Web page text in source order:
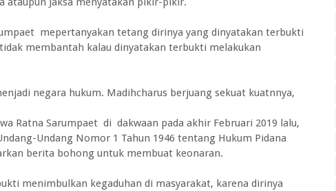
mepertanyakan tetang dirinya yang dinyatakan terbukti
membantah kalau dinyatakan terbukti melakukan
negara hukum. Madihcharus berjuang sekuat kuatnnya,
Ratna Sarumpaet di dakwaan pada akhir Februari 2019 lalu,
Undang Nomor 1 Tahun 1946 tentang Hukum Pidana
berita bohong untuk membuat keonaran.
menimbulkan kegaduhan di masyarakat, karena dirinya